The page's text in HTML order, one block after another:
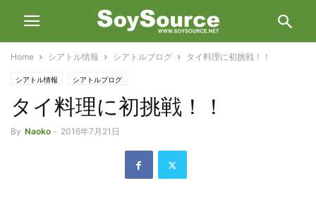
Home シアトル情報 シアトルブログ タイ料理に初挑戦！！
シアトル情報 シアトルブログ
タイ料理に初挑戦！！
By Naoko - 2016年7月21日